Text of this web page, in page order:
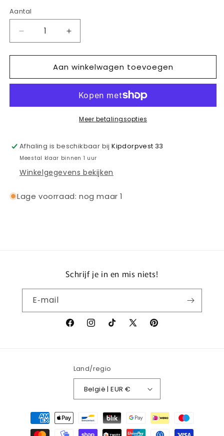
niet
beschikbaarbeschikbaar
Aantal
Aantal
Aantal
verlagen
voor
AIR
Aantal
verhogen
voor
NIKE
AIR
720
Aan winkelwagen toevoegen
Meer betalingsopties
Afhaling is beschikbaar bijKipdorpvest 33
Meestal klaar binnen 1 uur
Winkelgegevens bekijken
Lage voorraad: nog maar 1
Schrijf je in en mis niets!
E‑mail
FacebookInstagramTikTokX
Pinterest
Land/regio
België | EUR €
Betaalmethoden